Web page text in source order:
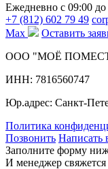
Ежедневно c 09:00 до
+7 (812) 602 79 49
Max
Оставить
ООО "МОЁ
ИНН: 7816560747
Юр.адрес: Санкт-
Политика
Позвонить Написать
Заполните форму
И менеджер